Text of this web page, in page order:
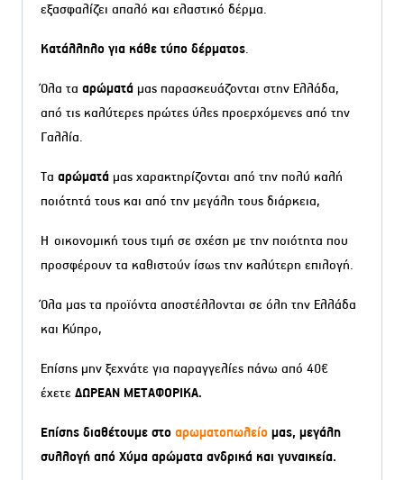
εξασφαλίζει απαλό και ελαστικό δέρμα.
Κατάλληλο για κάθε τύπο δέρματος.
Όλα τα αρώματά μας παρασκευάζονται στην Ελλάδα,
από τις καλύτερες πρώτες ύλες προερχόμενες από την
Γαλλία.
Τα αρώματά μας χαρακτηρίζονται από την πολύ καλή
ποιότητά τους και από την μεγάλη τους διάρκεια,
Η οικονομική τους τιμή σε σχέση με την ποιότητα που
προσφέρουν τα καθιστούν ίσως την καλύτερη επιλογή.
Όλα μας τα προϊόντα αποστέλλονται σε όλη την Ελλάδα
και Κύπρο,
Επίσης μην ξεχνάτε για παραγγελίες πάνω από 40€
έχετε ΔΩΡΕΑΝ ΜΕΤΑΦΟΡΙΚΑ.
Επίσης διαθέτουμε στο αρωματοπωλείο μας, μεγάλη
συλλογή από Χύμα αρώματα ανδρικά και γυναικεία.